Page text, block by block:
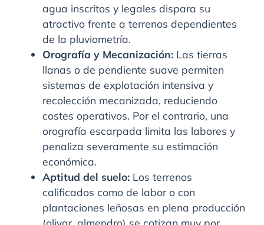
agua inscritos y legales dispara su
atractivo frente a terrenos dependientes
de la pluviometría.
Orografía y Mecanización: Las tierras
llanas o de pendiente suave permiten
sistemas de explotación intensiva y
recolección mecanizada, reduciendo
costes operativos. Por el contrario, una
orografía escarpada limita las labores y
penaliza severamente su estimación
económica.
Aptitud del suelo: Los terrenos
calificados como de labor o con
plantaciones leñosas en plena producción